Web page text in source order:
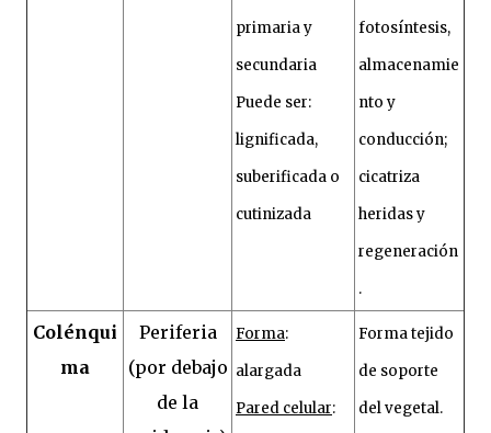
primaria y
secundaria
Puede ser:
lignificada,
suberificada o
cutinizada
fotosíntesis,
almacenamie
nto y
conducción;
cicatriza
heridas y
regeneración
.
Colénqui
ma
Periferia
(por debajo
de la
Forma:
alargada
Pared celular:
Forma tejido
de soporte
del vegetal.